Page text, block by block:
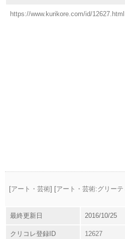
https://www.kurikore.com/id/12627.html
[アート・芸術] [アート・芸術:グリーテ
最終更新日 2016/10/25
クリコレ登録ID 12627